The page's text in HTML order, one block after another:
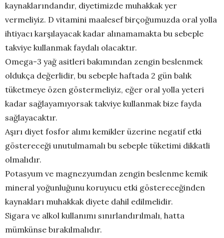
kaynaklarındandır, diyetimizde muhakkak yer
vermeliyiz. D vitamini maalesef birçoğumuzda oral yolla
ihtiyacı karşılayacak kadar alınamamakta bu sebeple
takviye kullanmak faydalı olacaktır.
Omega-3 yağ asitleri bakımından zengin beslenmek
oldukça değerlidir, bu sebeple haftada 2 gün balık
tüketmeye özen göstermeliyiz, eğer oral yolla yeteri
kadar sağlayamıyorsak takviye kullanmak bize fayda
sağlayacaktır.
Aşırı diyet fosfor alımı kemikler üzerine negatif etki
göstereceği unutulmamalı bu sebeple tüketimi dikkatli
olmalıdır.
Potasyum ve magnezyumdan zengin beslenme kemik
mineral yoğunluğunu koruyucu etki göstereceğinden
kaynakları muhakkak diyete dahil edilmelidir.
Sigara ve alkol kullanımı sınırlandırılmalı, hatta
mümkünse bırakılmalıdır.